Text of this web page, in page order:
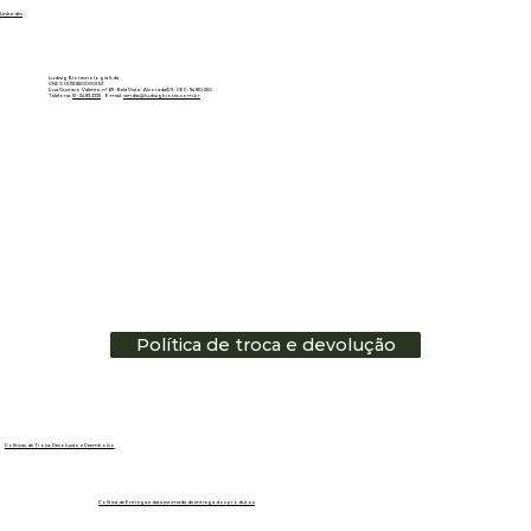
Política de Entrega e data estimada de entrega dos produtos
Políticas de Troca, Devolução e Reembolso
Ludwig Biotecnologia ltda
CNPJ: 01.151.850/0001-53
Rua Gustavo Valente, nº 69 - Bela Vista - Alvorada/RS - CEP: 94810-250
Telefone: 51 - 3483.3335E-mail: vendas@ludwigbiotec.com.br
Linkedin
Política de troca e devolução